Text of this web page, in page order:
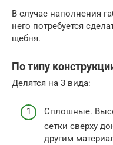
В случае наполнения
него потребуется
щебня.
По типу
Делятся на 3 вида:
Сплошные.
сетки сверху
другим